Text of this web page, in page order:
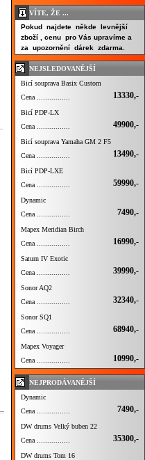
VÍTE, ŽE ...
Pokud najdete někde levnější
zboží , cenu pro Vás upravíme a
za upozornění dárek zdarma.
NEJSLEDOVANĚJŠÍ
Bicí souprava Basix Custom
Cena ................
13330,-
Bicí PDP-LX
Cena ................
49900,-
Bicí souprava Yamaha GM 2 F5
Cena ................
13490,-
Bicí PDP-LXE
Cena ................
59990,-
Dynamic
Cena ................
7490,-
Mapex Meridian Birch
Cena ................
16990,-
Saturn IV Exotic
Cena ................
39990,-
Sonor AQ2
Cena ................
32340,-
Sonor SQ1
Cena ................
68940,-
Mapex Voyager
Cena ................
10990,-
NEJPRODÁVANĚJŠÍ
Dynamic
Cena ................
7490,-
DW drums Velký buben 22
Cena ................
35300,-
DW drums Tom 16